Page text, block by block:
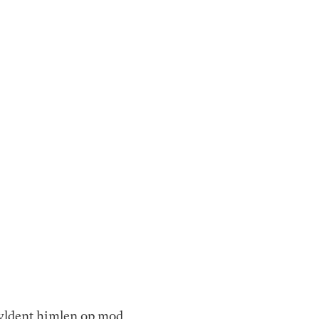
himlen op mod